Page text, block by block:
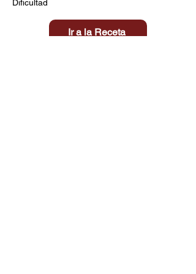
Dificultad
Ir a la Receta